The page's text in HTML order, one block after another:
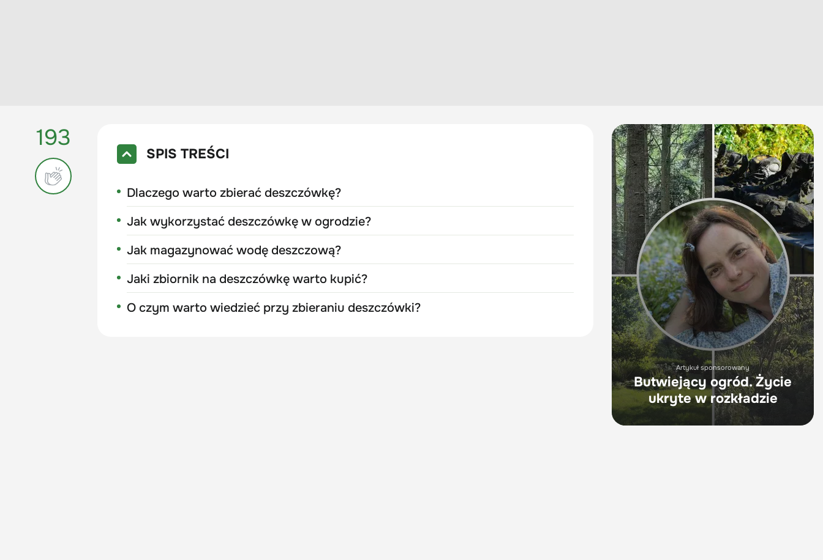
193
SPIS TREŚCI
Dlaczego warto zbierać deszczówkę?
Jak wykorzystać deszczówkę w ogrodzie?
Jak magazynować wodę deszczową?
Jaki zbiornik na deszczówkę warto kupić?
O czym warto wiedzieć przy zbieraniu deszczówki?
Artykuł sponsorowany
Butwiejący ogród. Życie
ukryte w rozkładzie